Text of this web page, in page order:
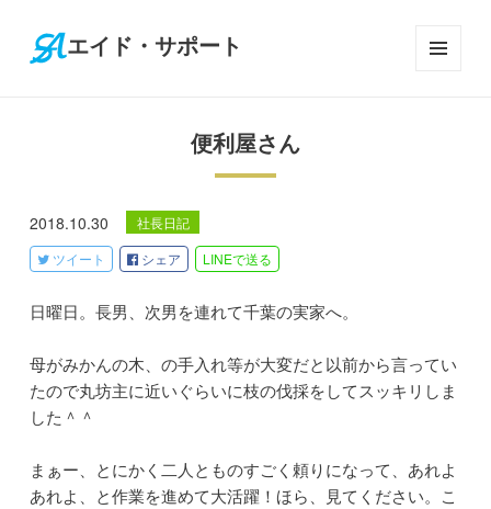
エイド・サポート
便利屋さん
2018.10.30
社長日記
ツイート
シェア LINEで送る
日曜日。長男、次男を連れて千葉の実家へ。
母がみかんの木、の手入れ等が大変だと以前から言ってい
たので丸坊主に近いぐらいに枝の伐採をしてスッキリしま
した＾＾
まぁー、とにかく二人とものすごく頼りになって、あれよ
あれよ、と作業を進めて大活躍！ほら、見てください。こ